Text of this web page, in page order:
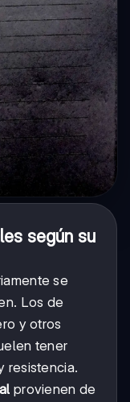
según su
se
Los de
y otros
tener
resistencia.
provienen de